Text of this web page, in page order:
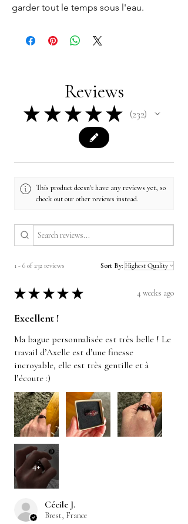
garder tout le temps sous l'eau.
Reviews
★ ★ ★ ★ ★ 232
232
This product doesn't have any reviews yet, so
check out our other reviews instead.
1 - 6 of 232 reviews Sort By:
★ ★ ★ ★ ★ 4 weeks ago
Excellent !
Ma bague personnalisée est très belle ! Le
travail d’Axelle est d’une finesse
incroyable, elle est très gentille et à
l’écoute :)
4+
Cécile J.
Brest, France